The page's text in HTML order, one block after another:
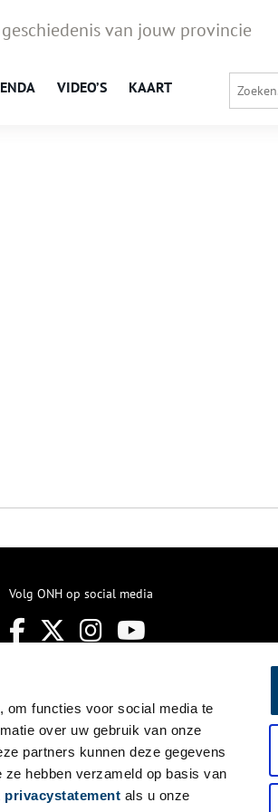
om functies voor social media te
over uw gebruik van onze
partners kunnen deze gegevens
hebben verzameld op basis van
privacystatement als u onze
van jouw provincie
VIDEO’S KAART
Volg ONH op social media